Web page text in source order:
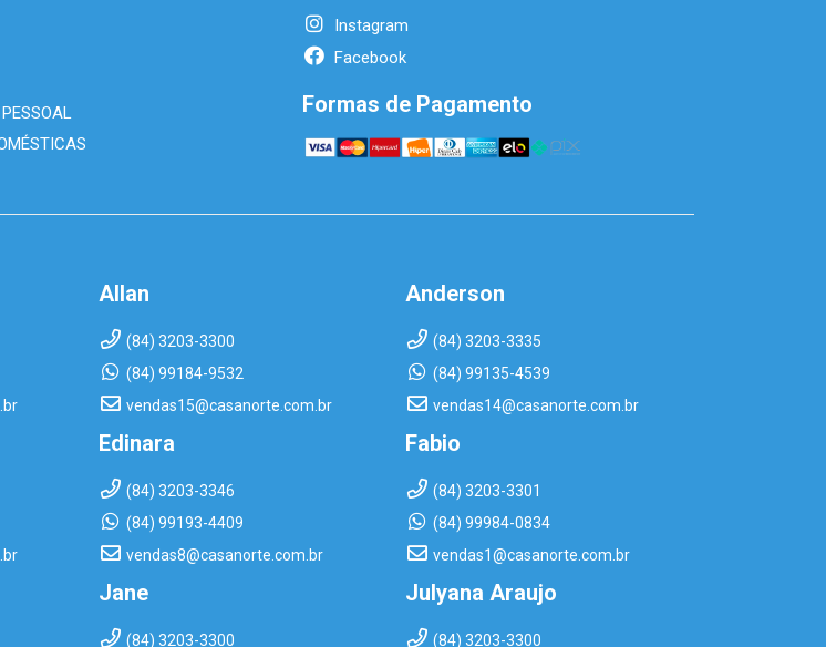
Instagram
Facebook
Formas de Pagamento
Allan
(84) 3203-3300
(84) 99184-9532
vendas15@casanorte.com.br
Anderson
(84) 3203-3335
(84) 99135-4539
vendas14@casanorte.com.br
Edinara
(84) 3203-3346
(84) 99193-4409
vendas8@casanorte.com.br
Fabio
(84) 3203-3301
(84) 99984-0834
vendas1@casanorte.com.br
Jane
(84) 3203-3300
Julyana Araujo
(84) 3203-3300